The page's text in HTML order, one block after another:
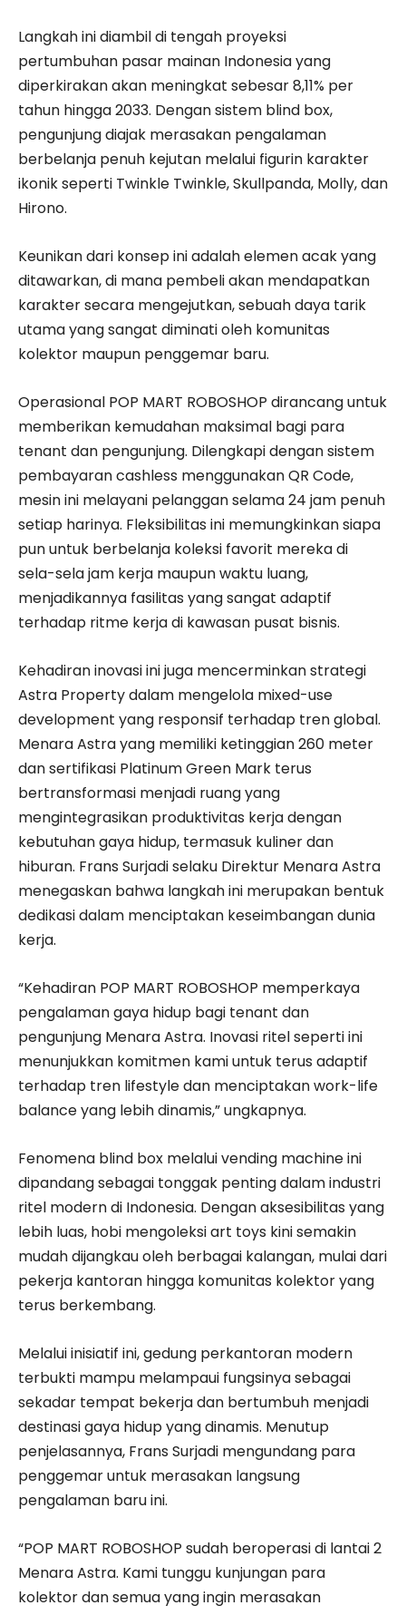
​Langkah ini diambil di tengah proyeksi
pertumbuhan pasar mainan Indonesia yang
diperkirakan akan meningkat sebesar 8,11% per
tahun hingga 2033. Dengan sistem blind box,
pengunjung diajak merasakan pengalaman
berbelanja penuh kejutan melalui figurin karakter
ikonik seperti Twinkle Twinkle, Skullpanda, Molly, dan
Hirono.
Keunikan dari konsep ini adalah elemen acak yang
ditawarkan, di mana pembeli akan mendapatkan
karakter secara mengejutkan, sebuah daya tarik
utama yang sangat diminati oleh komunitas
kolektor maupun penggemar baru.
​Operasional POP MART ROBOSHOP dirancang untuk
memberikan kemudahan maksimal bagi para
tenant dan pengunjung. Dilengkapi dengan sistem
pembayaran cashless menggunakan QR Code,
mesin ini melayani pelanggan selama 24 jam penuh
setiap harinya. Fleksibilitas ini memungkinkan siapa
pun untuk berbelanja koleksi favorit mereka di
sela-sela jam kerja maupun waktu luang,
menjadikannya fasilitas yang sangat adaptif
terhadap ritme kerja di kawasan pusat bisnis.
​Kehadiran inovasi ini juga mencerminkan strategi
Astra Property dalam mengelola mixed-use
development yang responsif terhadap tren global.
Menara Astra yang memiliki ketinggian 260 meter
dan sertifikasi Platinum Green Mark terus
bertransformasi menjadi ruang yang
mengintegrasikan produktivitas kerja dengan
kebutuhan gaya hidup, termasuk kuliner dan
hiburan. Frans Surjadi selaku Direktur Menara Astra
menegaskan bahwa langkah ini merupakan bentuk
dedikasi dalam menciptakan keseimbangan dunia
kerja.
“Kehadiran POP MART ROBOSHOP memperkaya
pengalaman gaya hidup bagi tenant dan
pengunjung Menara Astra. Inovasi ritel seperti ini
menunjukkan komitmen kami untuk terus adaptif
terhadap tren lifestyle dan menciptakan work-life
balance yang lebih dinamis,” ungkapnya.
​Fenomena blind box melalui vending machine ini
dipandang sebagai tonggak penting dalam industri
ritel modern di Indonesia. Dengan aksesibilitas yang
lebih luas, hobi mengoleksi art toys kini semakin
mudah dijangkau oleh berbagai kalangan, mulai dari
pekerja kantoran hingga komunitas kolektor yang
terus berkembang.
Melalui inisiatif ini, gedung perkantoran modern
terbukti mampu melampaui fungsinya sebagai
sekadar tempat bekerja dan bertumbuh menjadi
destinasi gaya hidup yang dinamis. Menutup
penjelasannya, Frans Surjadi mengundang para
penggemar untuk merasakan langsung
pengalaman baru ini.
“POP MART ROBOSHOP sudah beroperasi di lantai 2
Menara Astra. Kami tunggu kunjungan para
kolektor dan semua yang ingin merasakan